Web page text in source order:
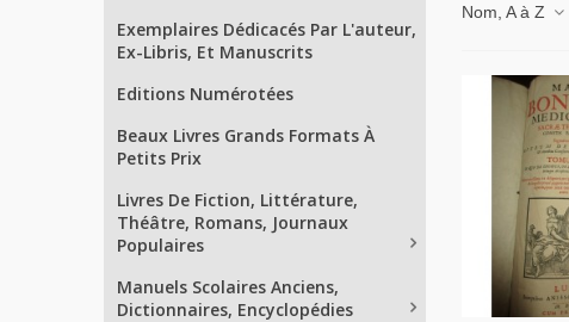
Exemplaires Dédicacés Par L'auteur,
Ex-Libris, Et Manuscrits
Editions Numérotées
Beaux Livres Grands Formats À
Petits Prix
Livres De Fiction, Littérature,
Théâtre, Romans, Journaux
Populaires
Manuels Scolaires Anciens,
Dictionnaires, Encyclopédies
Nom, A à Z